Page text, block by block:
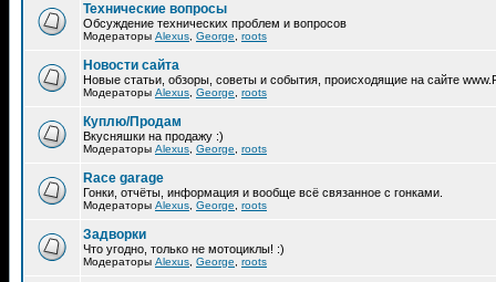
Технические вопросы
Обсуждение технических проблем и вопросов
Модераторы Alexus George roots
Новости сайта
Новые статьи, обзоры, советы и события, происходящие на сайте
Модераторы Alexus George roots
Куплю/Продам
Вкусняшки на продажу :)
Модераторы Alexus George roots
Race garage
Гонки, отчёты, информация и вообще всё связанное с гонками.
Модераторы Alexus George roots
Задворки
Что угодно, только не мотоциклы! :)
Модераторы Alexus George roots